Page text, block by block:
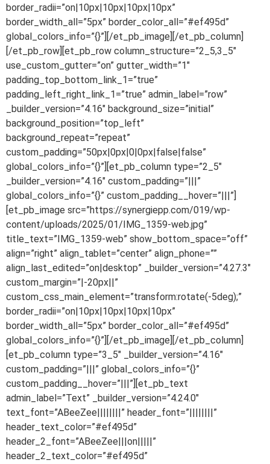
border_radii=”on|10px|10px|10px|10px”
border_width_all=”5px” border_color_all=”#ef495d”
global_colors_info=”{}”][/et_pb_image][/et_pb_column]
[/et_pb_row][et_pb_row column_structure=”2_5,3_5″
use_custom_gutter=”on” gutter_width=”1″
padding_top_bottom_link_1=”true”
padding_left_right_link_1=”true” admin_label=”row”
_builder_version=”4.16″ background_size=”initial”
background_position=”top_left”
background_repeat=”repeat”
custom_padding=”50px|0px|0|0px|false|false”
global_colors_info=”{}”][et_pb_column type=”2_5″
_builder_version=”4.16″ custom_padding=”|||”
global_colors_info=”{}” custom_padding__hover=”|||”]
[et_pb_image src=”https://synergiepp.com/019/wp-
content/uploads/2025/01/IMG_1359-web.jpg”
title_text=”IMG_1359-web” show_bottom_space=”off”
align=”right” align_tablet=”center” align_phone=””
align_last_edited=”on|desktop” _builder_version=”4.27.3″
custom_margin=”|-20px||”
custom_css_main_element=”transform:rotate(-5deg);”
border_radii=”on|10px|10px|10px|10px”
border_width_all=”5px” border_color_all=”#ef495d”
global_colors_info=”{}”][/et_pb_image][/et_pb_column]
[et_pb_column type=”3_5″ _builder_version=”4.16″
custom_padding=”|||” global_colors_info=”{}”
custom_padding__hover=”|||”][et_pb_text
admin_label=”Text” _builder_version=”4.24.0″
text_font=”ABeeZee||||||||” header_font=”||||||||”
header_text_color=”#ef495d”
header_2_font=”ABeeZee|||on|||||”
header_2_text_color=”#ef495d”